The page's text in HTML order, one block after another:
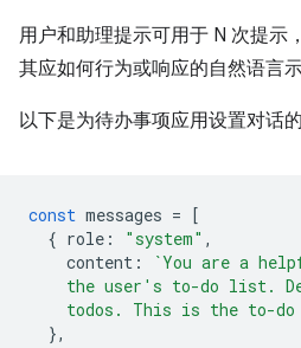
用户和助理提示可用于 N 次提示
其应如何行为或响应的自然语言示
以下是为待办事项应用设置对话
const messages = [
{ role : "system" ,
content :
`You are a
the user's to-do list.
todos. This is the to-
},